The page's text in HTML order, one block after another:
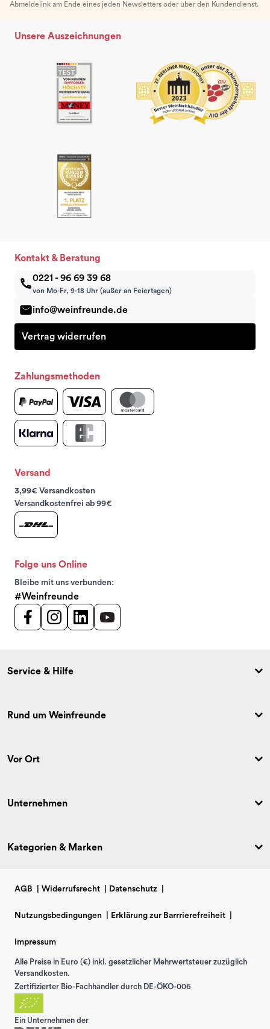
Abmeldelink am Ende eines jeden Newsletters oder über den Kundendienst.
Unsere Auszeichnungen
Kontakt & Beratung
0221 - 96 69 39 68
von Mo-Fr, 9-18 Uhr (außer an Feiertagen)
info@weinfreunde.de
Vertrag widerrufen
Zahlungsmethoden
Versand
3,99€ Versandkosten
Versandkostenfrei ab 99€
Folge uns Online
Bleibe mit uns verbunden:
#Weinfreunde
Service & Hilfe
Rund um Weinfreunde
Vor Ort
Unternehmen
Kategorien & Marken
AGB Widerrufsrecht Datenschutz
Nutzungsbedingungen Erklärung zur Barrrierefreiheit
Impressum
Alle Preise in Euro (€) inkl. gesetzlicher Mehrwertsteuer zuzüglich
Versandkosten.
Zertifizierter Bio-Fachhändler durch DE-ÖKO-006
Ein Unternehmen der